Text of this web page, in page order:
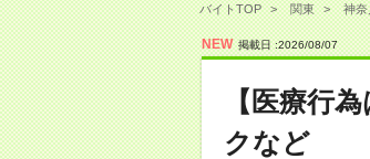
バイトTOP 関東 神奈
NEW 掲載日 :2026/08/07
【医療行
クなど